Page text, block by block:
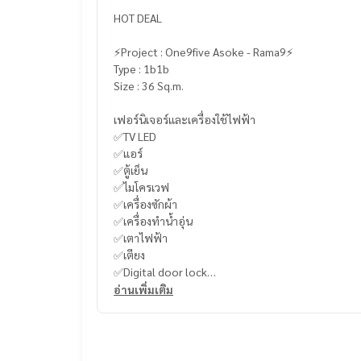
HOT DEAL
⚡️Project : One9five Asoke - Rama9⚡️
Type : 1b1b
Size : 36 Sq.m.
เฟอร์นิเจอร์และเครื่องใช้ไฟฟ้า
✅TV LED
✅แอร์
✅ตู้เย็น
✅ไมโครเวฟ
✅เครื่องซักผ้า
✅เครื่องทำน้ำอุ่น
✅เตาไฟฟ้า
✅เตียง
✅Digital door lock
อ่านเพิ่มเติม